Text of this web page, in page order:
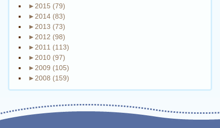
► 2015 (79)
► 2014 (83)
► 2013 (73)
► 2012 (98)
► 2011 (113)
► 2010 (97)
► 2009 (105)
► 2008 (159)